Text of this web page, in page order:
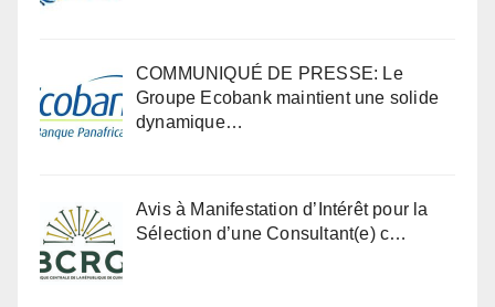
COMMUNIQUÉ DE PRESSE: Le
Groupe Ecobank maintient une solide
dynamique…
Avis à Manifestation d’Intérêt pour la
Sélection d’une Consultant(e) c…